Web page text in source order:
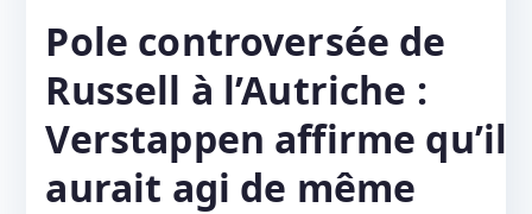
Pole controversée de
Russell à l’Autriche :
Verstappen affirme qu’il
aurait agi de même